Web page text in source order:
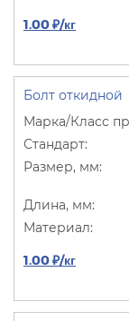
1.00 ₽/кг
Болт откидной
1.00 ₽/кг